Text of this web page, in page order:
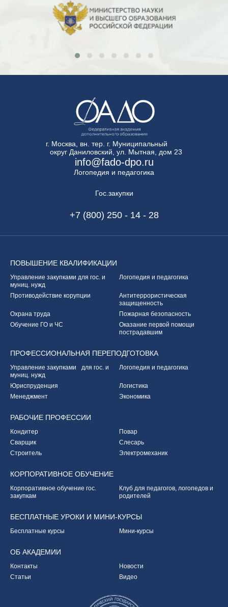
г. Москва, вн. тер. г. Муниципальный
округ Даниловский, ул. Мытная, дом 23
info@fado-dpo.ru
Логопедия и педагогика
Гос.закупки
+7 (800) 250 - 14 - 28
ПОВЫШЕНИЕ КВАЛИФИКАЦИИ
Управление закупками для гос. и
муниц. нужд
Логопедия и педагогика
Противодействие корупции
Антитеррористическая
защищенность
Охрана труда
Пожарная безопасность
Обучение ГО и ЧС
Оказание первой помощи
пострадавшим
ПРОФЕССИОНАЛЬНАЯ ПЕРЕПОДГОТОВКА
Управление закупками для гос. и
муниц. нужд
Логопедия и педагогика
Юриспруденция
Логистика
Менеджмент
Экономика
РАБОЧИЕ ПРОФЕССИИ
Кондитер
Повар
Сварщик
Слесарь
Строитель
Электромеханик
КОРПОРАТИВНОЕ ОБУЧЕНИЕ
Корпоративное обучение гос.
закупкам
Клуб для педагогов, логопедов и
родителей
БЕСПЛАТНЫЕ УРОКИ И МИНИ-КУРСЫ
Бесплатные курсы Мини-курсы
ОБ АКАДЕМИИ
Контакты
Новости
Статьи
Видео